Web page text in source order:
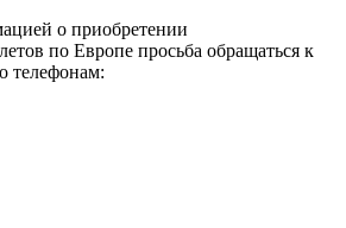
о приобретении
по Европе просьба обращаться к
телефонам: